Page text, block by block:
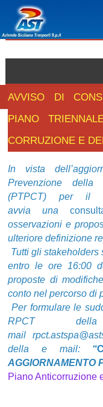
AVVISO DI
PIANO
CORRUZIONE E
In vista
Prevenzione della
(PTPCT) per il
avvia
una
osservazioni e
ulteriore definizione
Tutti gli stakeholders
entro le ore 16:00
proposte di
conto nel percorso di
Per formulare le
RPCT della
mail
della e mail: “
AGGIORNAMENTO
Piano Anticorruzione